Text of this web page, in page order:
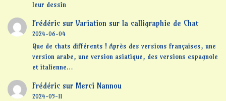
leur dessin
Frédéricsur Variation sur la calligraphie de Chat
2024-06-04
Que de chats différents ! Après des versions françaises, une
version arabe, une version asiatique, des versions espagnole
et italienne…
Frédéricsur Merci Nannou
2024-05-11